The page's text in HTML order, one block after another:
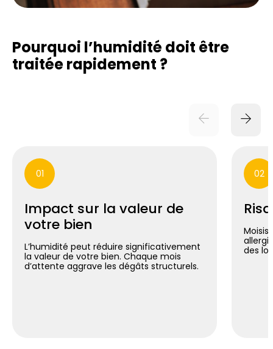
Pourquoi l’humidité doit être
traitée rapidement ?
01
Impact sur la valeur de
votre bien
L’humidité peut réduire significativement
la valeur de votre bien. Chaque mois
d’attente aggrave les dégâts structurels.
02
des